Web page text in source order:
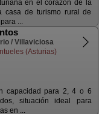
en el corazón de la
casa de turismo rural de
...
/ Villaviciosa
(Asturias)
capacidad para 2, 4 o 6
situación ideal para
en ...